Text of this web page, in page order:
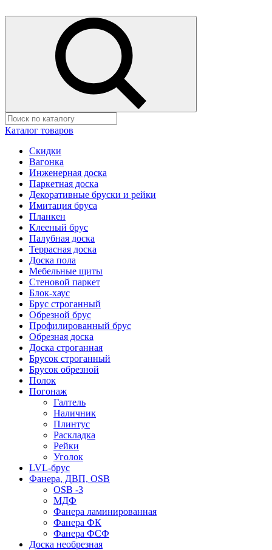
Каталог товаров
Скидки
Вагонка
Инженерная доска
Паркетная доска
Декоративные бруски и рейки
Имитация бруса
Планкен
Клееный брус
Палубная доска
Террасная доска
Доска пола
Мебельные щиты
Стеновой паркет
Блок-хаус
Брус строганный
Обрезной брус
Профилированный брус
Обрезная доска
Доска строганная
Брусок строганный
Брусок обрезной
Полок
Погонаж
Галтель
Наличник
Плинтус
Раскладка
Рейки
Уголок
LVL-брус
Фанера, ДВП, OSB
OSB -3
МДФ
Фанера ламинированная
Фанера ФК
Фанера ФСФ
Доска необрезная